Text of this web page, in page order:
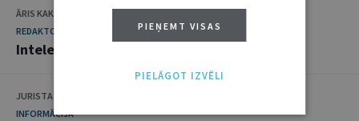
ĀRIS KAKSTĀNS
REDAKTORA SLEJA
Intelektuālā īpašuma tiesības cīņas sportā
JURISTA VĀRDS
INFORMĀCIJA
PIEŅEMT VISAS
PIELĀGOT IZVĒLI